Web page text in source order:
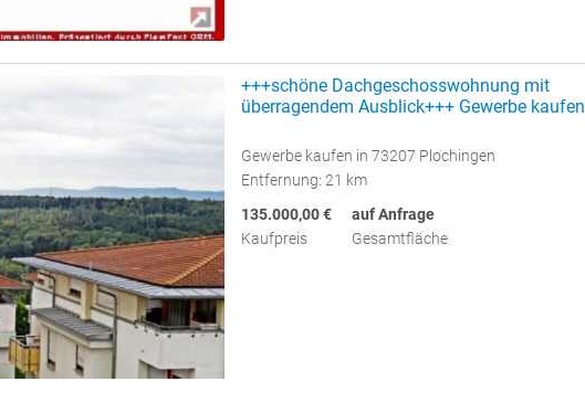
+++schöne Dachgeschosswohnung mit
überragendem Ausblick+++ Gewerbe kaufen
Gewerbe kaufen in 73207 Plochingen
Entfernung: 21 km
135.000,00 €
Kaufpreis
auf Anfrage
Gesamtfläche